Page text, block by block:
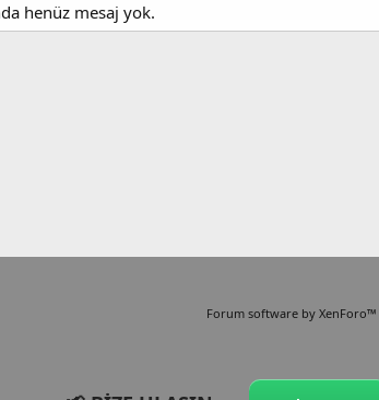
henüz mesaj yok.
Forum software by XenForo™